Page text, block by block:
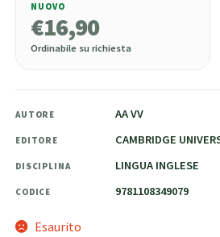
16,90
NUOVO
€16,90
Ordinabile su richiesta
AUTORE AA VV
EDITORE CAMBRIDGE
DISCIPLINA LINGUA INGLESE
CODICE 9781108349079
Esaurito